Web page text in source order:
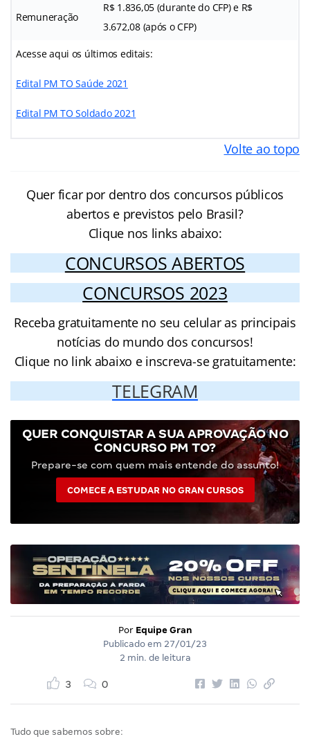
Remuneração
R$ 1.836,05 (durante do CFP) e R$
3.672,08 (após o CFP)
Acesse aqui os últimos editais:
Edital PM TO Saúde 2021
Edital PM TO Soldado 2021
Volte ao topo
Quer ficar por dentro dos concursos públicos
abertos e previstos pelo Brasil?
Clique nos links abaixo:
CONCURSOS ABERTOS
CONCURSOS 2023
Receba gratuitamente no seu celular as principais
notícias do mundo dos concursos!
Clique no link abaixo e inscreva-se gratuitamente:
TELEGRAM
QUER CONQUISTAR A SUA APROVAÇÃO NO
CONCURSO PM TO?
Prepare-se com quem mais entende do assunto!
COMECE A ESTUDAR NO GRAN CURSOS
Por Equipe Gran
Publicado em 27/01/23
2 min. de leitura
3 0
Tudo que sabemos sobre: